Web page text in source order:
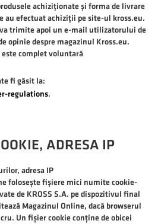
achiziționate și forma de livrare
au efectuat achiziții pe site-ul kross.eu.
trimite apoi un e-mail utilizatorului de
opinie despre magazinul Kross.eu.
complet voluntară
fi găsit la:
regulations.
ADRESA IP
adresa IP
folosește fișiere mici numite cookie-
de KROSS S.A. pe dispozitivul final
Magazinul Online, dacă browserul
Un fișier cookie conține de obicei